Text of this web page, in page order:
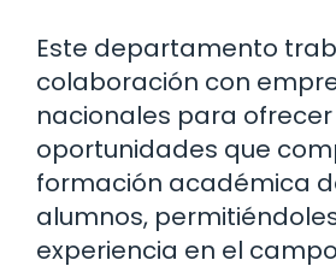
Este departamento
colaboración con
nacionales para ofrecer
oportunidades que
formación académica
alumnos,
experiencia en el